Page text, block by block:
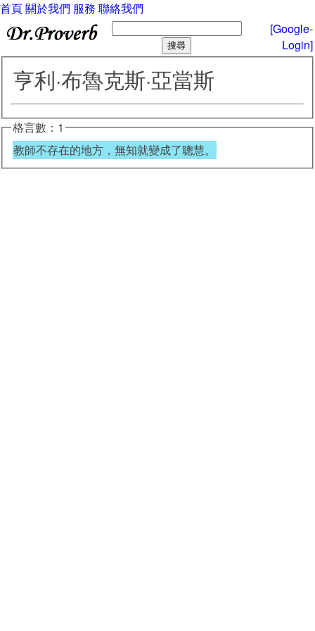
首頁關於我們 服務 聯絡我們
[Google-
Login]
亨利·布魯克斯·亞當斯
格言數：1
教師不存在的地方，無知就變成了聰慧。